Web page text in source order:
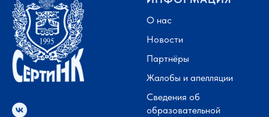
О нас
Новости
Партнёры
Жалобы и апелляции
Сведения об
образовательной